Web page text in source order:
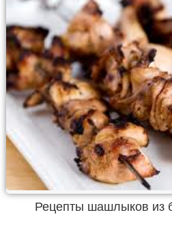
Рецепты шашлыков из